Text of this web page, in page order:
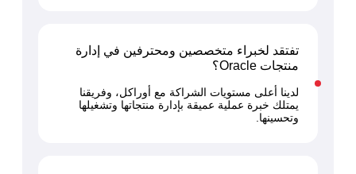
تفتقد لخبراء متخصصين ومحترفين في إدارة
منتجات Oracle؟
لدينا أعلى مستويات الشراكة مع أوراكل، وفريقنا
يمتلك خبرة عملية عميقة بإدارة منتجاتها وتشغيلها
وتحسينها.